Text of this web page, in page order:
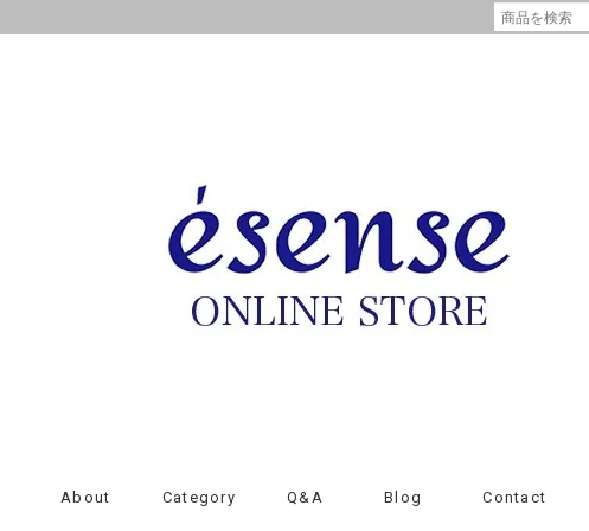
About Category Q&A Blog Contact